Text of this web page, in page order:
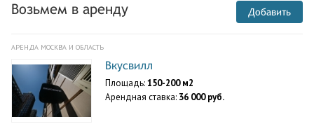
Возьмем в аренду Добавить
АРЕНДА МОСКВА И ОБЛАСТЬ
Вкусвилл
Площадь:150-200 м2
Арендная ставка: 36 000 руб.